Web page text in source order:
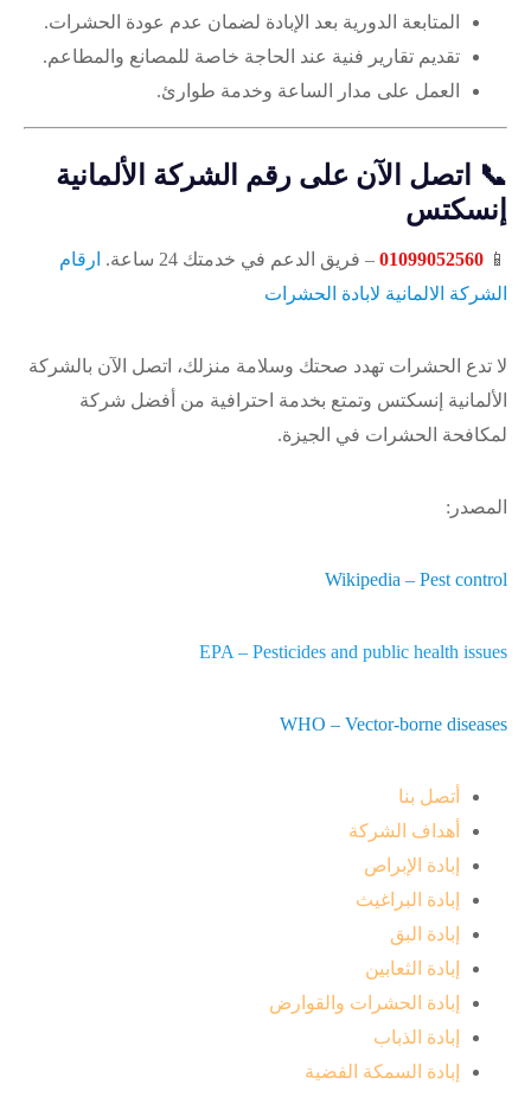
المتابعة الدورية بعد الإبادة لضمان عدم عودة الحشرات.
تقديم تقارير فنية عند الحاجة خاصة للمصانع والمطاعم.
العمل على مدار الساعة وخدمة طوارئ.
📞 اتصل الآن على رقم الشركة الألمانية
إنسكتس
📱
01099052560 – فريق الدعم في خدمتك 24 ساعة.
ارقام
الشركة الالمانية لابادة الحشرات
لا تدع الحشرات تهدد صحتك وسلامة منزلك، اتصل الآن بالشركة
الألمانية إنسكتس وتمتع بخدمة احترافية من أفضل شركة
لمكافحة الحشرات في الجيزة.
المصدر:
Wikipedia – Pest control
EPA – Pesticides and public health issues
WHO – Vector-borne diseases
أتصل بنا
أهداف الشركة
إبادة الإبراص
إبادة البراغيث
إبادة البق
إبادة الثعابين
إبادة الحشرات والقوارض
إبادة الذباب
إبادة السمكة الفضية